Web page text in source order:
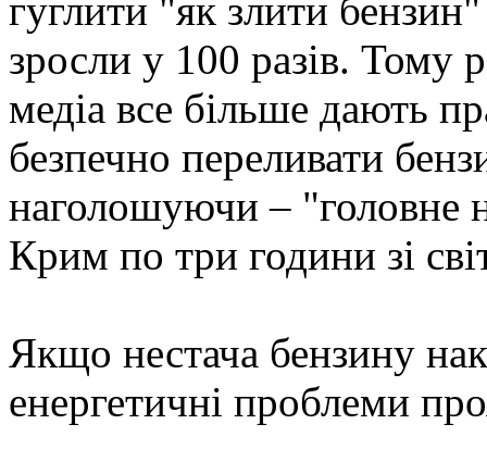
гуглити "як злити бензин"
зросли у 100 разів. Тому
медіа все більше дають
безпечно переливати
наголошуючи – "головне
Крим по три години зі
Якщо нестача бензину
енергетичні проблеми